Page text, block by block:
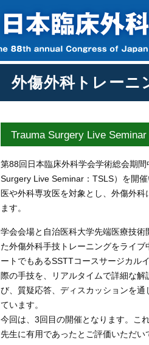
外傷外科トレーニ
Trauma Surgery Live Seminar
第88回日本臨床外科学会学術総会期
Surgery Live Seminar：TSLS）を開
医や外科専攻医を対象とし、外傷外
ます。
学会会場と自治医科大学先端医療技
た外傷外科手技トレーニングをライ
ートでもあるSSTTコースサージカル
際の手技を、リアルタイムで詳細な
び、質疑応答、ディスカッションを
ています。
今回は、3回目の開催となります。こ
先生に有用であったとご評価いただい